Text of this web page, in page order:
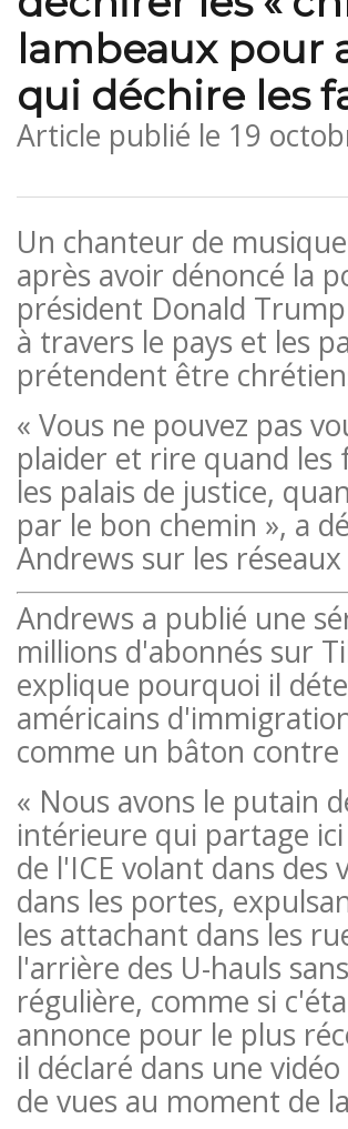
lambeaux pour
qui déchire les
Article publié le 19
Un chanteur de
après avoir dénoncé la
président Donald
à travers le pays et les
prétendent être
« Vous ne pouvez pas
plaider et rire quand les
les palais de justice,
par le bon chemin », a
Andrews sur les
Andrews a publié une
millions d'abonnés sur
explique pourquoi il
américains
comme un bâton
« Nous avons le putain
intérieure qui partage
de l'ICE volant dans
dans les portes,
les attachant dans les
l'arrière des U-hauls
régulière, comme si
annonce pour le plus
il déclaré dans une
de vues au moment de